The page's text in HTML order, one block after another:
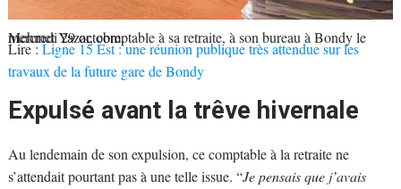
Mehmet Yazar, comptable à sa retraite, à son bureau à Bondy le mercredi 29 octobre.
Lire :Ligne 15 Est : une réunion publique très attendue sur les
travaux de la future gare de Bondy
Expulsé avant la trêve hivernale
Au lendemain de son expulsion, ce comptable à la retraite ne
s’attendait pourtant pas à une telle issue. “Je pensais que j’avais